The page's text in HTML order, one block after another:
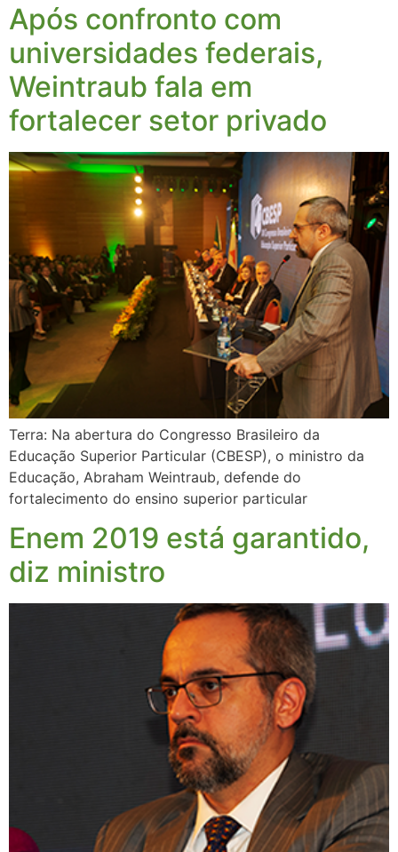
Após confronto com
universidades federais,
Weintraub fala em
fortalecer setor privado
Terra: Na abertura do Congresso Brasileiro da
Educação Superior Particular (CBESP), o ministro da
Educação, Abraham Weintraub, defende do
fortalecimento do ensino superior particular
Enem 2019 está garantido,
diz ministro